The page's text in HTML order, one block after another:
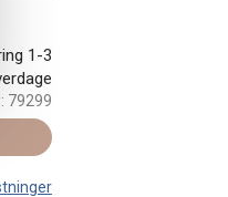
1-3
79299